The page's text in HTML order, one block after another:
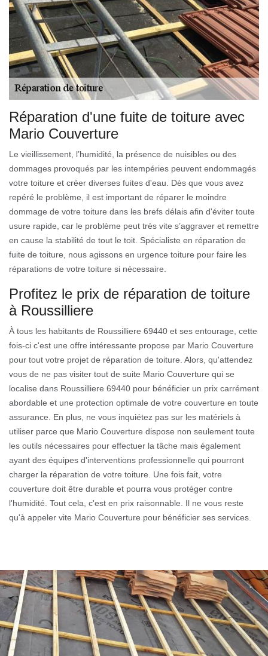
Réparation d'une fuite de toiture avec
Mario Couverture
Le vieillissement, l’humidité, la présence de nuisibles ou des
dommages provoqués par les intempéries peuvent endommagés
votre toiture et créer diverses fuites d'eau. Dès que vous avez
repéré le problème, il est important de réparer le moindre
dommage de votre toiture dans les brefs délais afin d'éviter toute
usure rapide, car le problème peut très vite s’aggraver et remettre
en cause la stabilité de tout le toit. Spécialiste en réparation de
fuite de toiture, nous agissons en urgence toiture pour faire les
réparations de votre toiture si nécessaire.
Profitez le prix de réparation de toiture
à Roussilliere
À tous les habitants de Roussilliere 69440 et ses entourage, cette
fois-ci c'est une offre intéressante propose par Mario Couverture
pour tout votre projet de réparation de toiture. Alors, qu'attendez
vous de ne pas visiter tout de suite Mario Couverture qui se
localise dans Roussilliere 69440 pour bénéficier un prix carrément
abordable et une protection optimale de votre couverture en toute
assurance. En plus, ne vous inquiétez pas sur les matériels à
utiliser parce que Mario Couverture dispose non seulement toute
les outils nécessaires pour effectuer la tâche mais également
ayant des équipes d'interventions professionnelle qui pourront
charger la réparation de votre toiture. Une fois fait, votre
couverture doit être durable et pourra vous protéger contre
l'humidité. Tout cela, c'est en prix raisonnable. Il ne vous reste
qu'à appeler vite Mario Couverture pour bénéficier ses services.